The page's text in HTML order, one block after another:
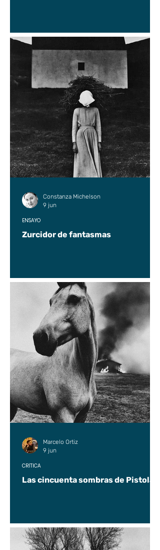
Zurcidor de fantasmas
ENSAYO
Constanza Michelson
9 jun
Las cincuenta sombras de Pistolas
CRÍTICA
Marcelo Ortiz
9 jun